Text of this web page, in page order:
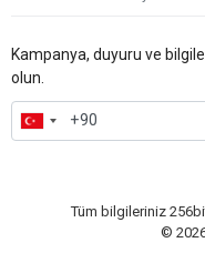
Kampanya, duyuru ve
olun.
Tüm bilgileriniz
©